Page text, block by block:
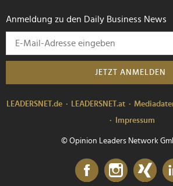
Anmeldung zu den Daily Business News
JETZT ANMELDEN
LEADERSNET.de LEADERSNET.at
Impressum
© Opinion Leaders Network